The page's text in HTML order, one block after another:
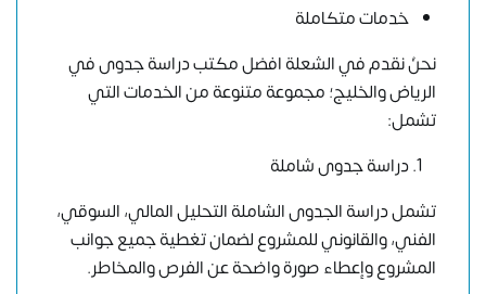
خدمات متكاملة
نحنُ نقدم في الشعلة افضل مكتب دراسة جدوى في
الرياض والخليج؛ مجموعة متنوعة من الخدمات التي
تشمل:
دراسة جدوى شاملة
تشمل دراسة الجدوى الشاملة التحليل المالي، السوقي،
الفني، والقانوني للمشروع لضمان تغطية جميع جوانب
المشروع وإعطاء صورة واضحة عن الفرص والمخاطر.